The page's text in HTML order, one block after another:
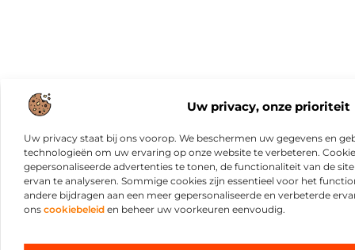
Uw privacy, onze prioriteit
Uw privacy staat bij ons voorop. We beschermen uw gegevens en
technologieën om uw ervaring op onze website te verbeteren.
gepersonaliseerde advertenties te tonen, de functionaliteit van de
ervan te analyseren. Sommige cookies zijn essentieel voor het
andere bijdragen aan een meer gepersonaliseerde en verbeterde
ons cookiebeleid en beheer uw voorkeuren eenvoudig.